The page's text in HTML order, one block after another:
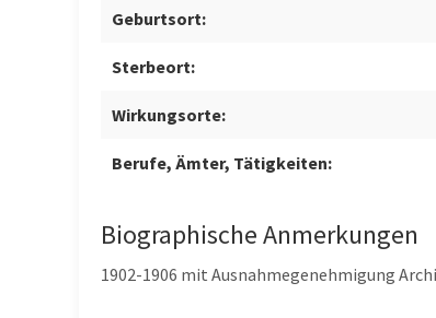
Geburtsort:
Sterbeort:
Wirkungsorte:
Berufe, Ämter, Tätigkeiten:
Biographische Anmerkungen
1902-1906 mit Ausnahmegenehmigung